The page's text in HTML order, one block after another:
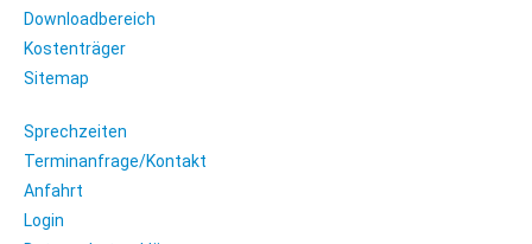
Downloadbereich
Kostenträger
Sitemap
Sprechzeiten
Terminanfrage/Kontakt
Anfahrt
Login